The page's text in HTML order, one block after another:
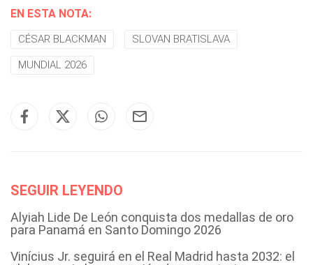
EN ESTA NOTA:
CÉSAR BLACKMAN SLOVAN BRATISLAVA
MUNDIAL 2026
SEGUIR LEYENDO
Alyiah Lide De León conquista dos medallas de oro
para Panamá en Santo Domingo 2026
Vinícius Jr. seguirá en el Real Madrid hasta 2032: el